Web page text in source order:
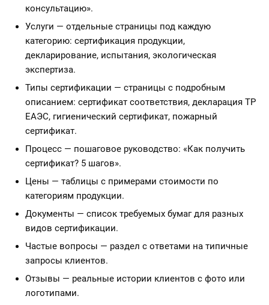
консультацию».
Услуги — отдельные страницы под каждую
категорию: сертификация продукции,
декларирование, испытания, экологическая
экспертиза.
Типы сертификации — страницы с подробным
описанием: сертификат соответствия, декларация ТР
ЕАЭС, гигиенический сертификат, пожарный
сертификат.
Процесс — пошаговое руководство: «Как получить
сертификат? 5 шагов».
Цены — таблицы с примерами стоимости по
категориям продукции.
Документы — список требуемых бумаг для разных
видов сертификации.
Частые вопросы — раздел с ответами на типичные
запросы клиентов.
Отзывы — реальные истории клиентов с фото или
логотипами.